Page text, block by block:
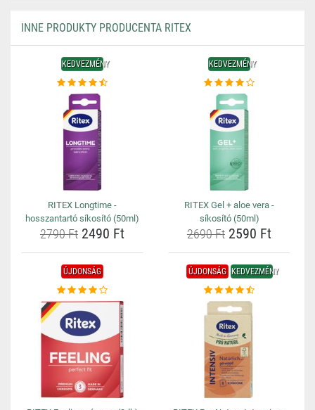
INNE PRODUKTY PRODUCENTA RITEX
KEDVEZMÉNY
RITEX Longtime -
hosszantartó síkosító (50ml)
2790 Ft 2490 Ft
KEDVEZMÉNY
RITEX Gel + aloe vera -
síkosító (50ml)
2690 Ft 2590 Ft
ÚJDONSÁG ÚJDONSÁG KEDVEZMÉNY